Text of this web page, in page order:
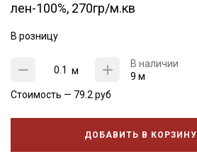
лен-100%, 270гр/м.кв
В розницу
м
В наличии
9 м
Стоимость — 79.2 руб
ДОБАВИТЬ В КОРЗИНУ